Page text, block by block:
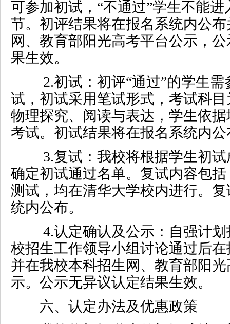
可参加初试，“不通过”学生不能
节。初评结果将在报名系统内公
网、教育部阳光高考平台公示，
果生效。
2.初试：初评“通过”的学生
试，初试采用笔试形式，考试科
物理探究、阅读与表达，学生依
考试。初试结果将在报名系统内公
3.复试：我校将根据学生初
确定初试通过名单。复试内容包
测试，均在清华大学校内进行。
统内公布。
4.认定确认及公示：自强计
校招生工作领导小组讨论通过后
并在我校本科招生网、教育部阳
示。公示无异议认定结果生效。
六、认定办法及优惠政策